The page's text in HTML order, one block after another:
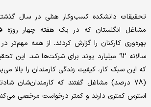
تحقیقات دانشکده کسب‌وکار هنلی در سال
مشاغل انگلستان که در یک هفته چهار روزه
سالانه 92 میلیارد پوند برای شرکت‌ها شد.
که این سبک کار، کیفیت زندگی کارمندان را بالا
استرس کمتری دارند و کمتر درخواست مرخصی می‌کنند (62